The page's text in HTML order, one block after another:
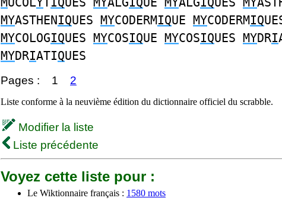
MYASTHENIQUES MYCODERMIQUE MYCODERMIQ
MYCOLOGIQUES MYCOSIQUE MYCOSIQUES MYDRI
MYDRIATIQUES
Pages : 1 2
Liste conforme à la neuvième édition du dictionnaire officiel du scrabble.
Modifier la liste
Liste précédente
Voyez cette liste pour :
Le Wiktionnaire français : 1580 mots